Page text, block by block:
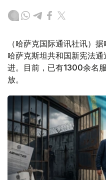
（哈萨克国际通讯社讯）
哈萨克斯坦共和国新宪法
进。目前，已有1300余名
放。